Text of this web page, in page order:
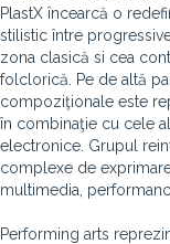
PlastX încearcă o
stilistic între
zona clasică si cea
folclorică. Pe de altă
compoziţionale este
în combinaţie cu cele
electronice. Grupul
complexe de
multimedia,
Performing arts